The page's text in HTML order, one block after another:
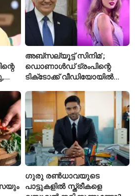
അബ്സല്യൂട്ട് സിനിമ’;
ഡൊണാൾഡ് ട്രംപിന്റെ
ടിക്‌ടോക്ക് വീഡിയോയിൽ
‘August’ നീക്കം ചെയ്തു
ഗുരു രൺധാവയുടെ
പാട്ടുകളിൽ സ്ത്രീകളെ